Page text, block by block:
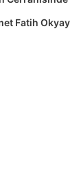
Fatih Okyay